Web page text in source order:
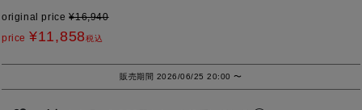
original price ¥16,940
price ¥11,858税込
販売期間 2026/06/25 20:00〜